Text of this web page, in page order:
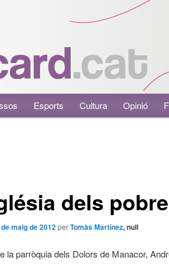
Esports Cultura Opinió
dels
maig de 2012perTomàs Martínez, null
la parròquia dels Dolors de Manacor,